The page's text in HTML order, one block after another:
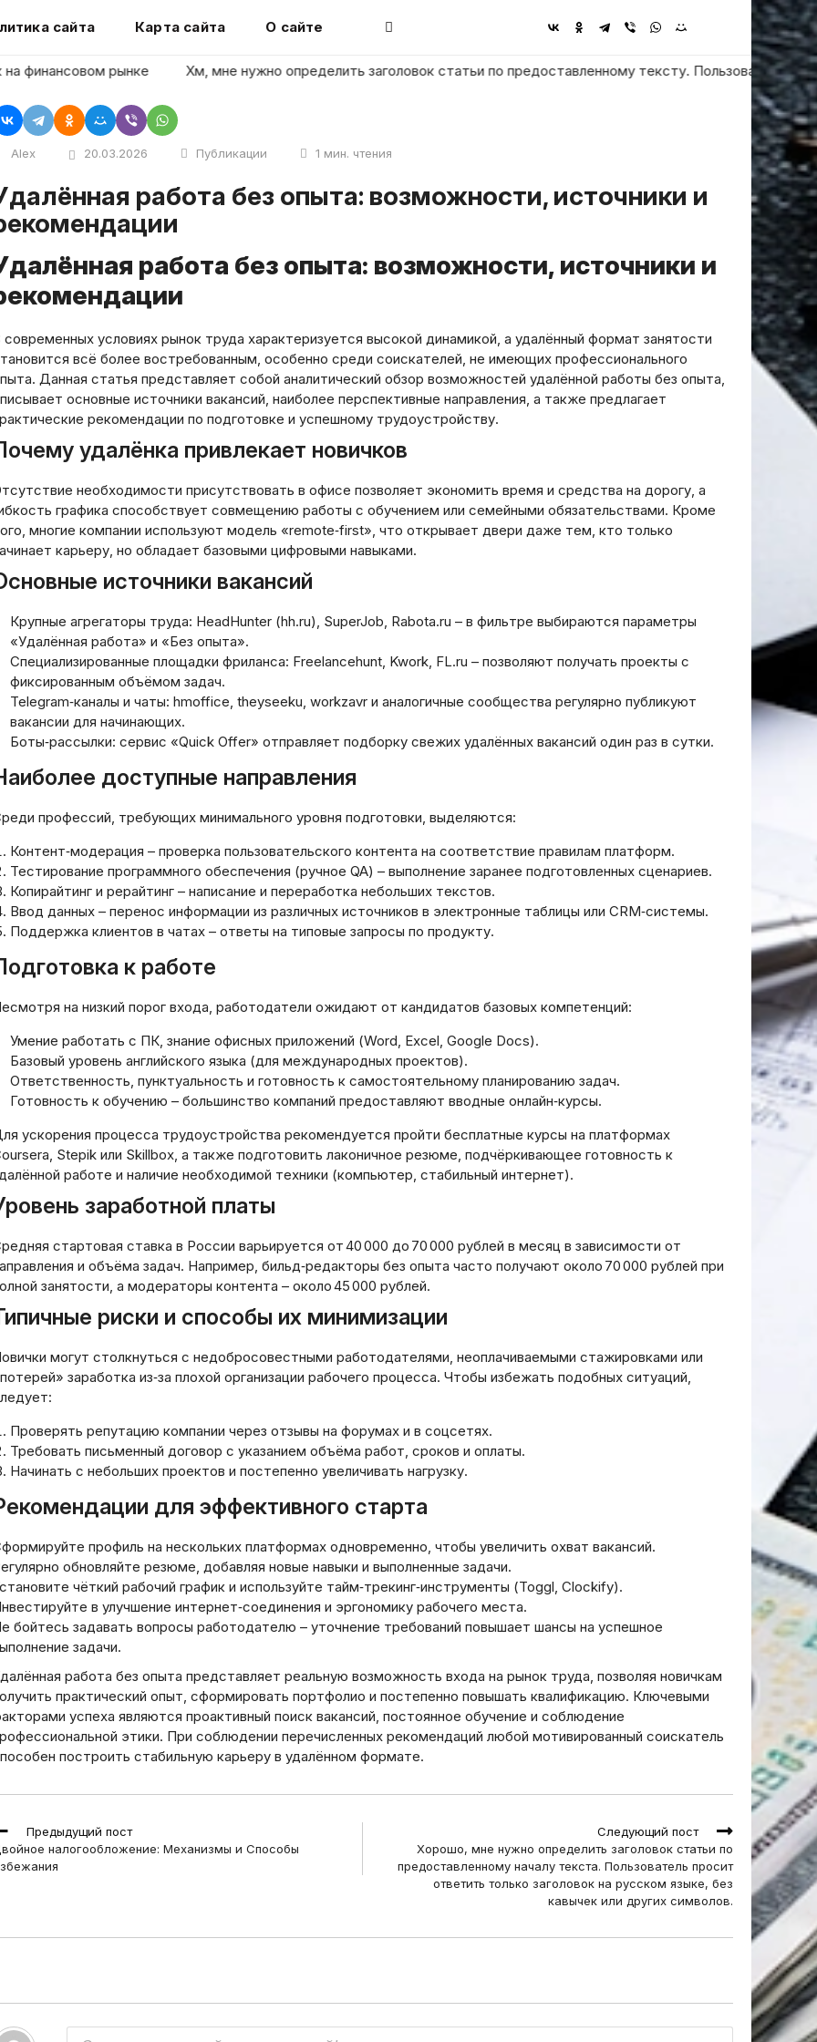
сайта Карта сайта О сайте
рынке Хм, мне нужно определить заголовок статьи по предоставленному тексту. Пользователь
Alex 20.03.2026 Публикации 1 мин. чтения
источники и
работа без опыта: возможности, источники и
современных условиях рынок труда характеризуется высокой динамикой, а удалённый формат занятости
всё более востребованным, особенно среди соискателей, не имеющих профессионального
Данная статья представляет собой аналитический обзор возможностей удалённой работы без опыта,
основные источники вакансий, наиболее перспективные направления, а также предлагает
рекомендации по подготовке и успешному трудоустройству.
удалёнка привлекает новичков
необходимости присутствовать в офисе позволяет экономить время и средства на дорогу, а
графика способствует совмещению работы с обучением или семейными обязательствами. Кроме
многие компании используют модель «remote‑first», что открывает двери даже тем, кто только
карьеру, но обладает базовыми цифровыми навыками.
источники вакансий
Крупные агрегаторы труда: HeadHunter (hh.ru), SuperJob, Rabota.ru – в фильтре выбираются параметры
«Удалённая работа» и «Без опыта».
Специализированные площадки фриланса: Freelancehunt, Kwork, FL.ru – позволяют получать проекты с
фиксированным объёмом задач.
Telegram‑каналы и чаты: hmoffice, theyseeku, workzavr и аналогичные сообщества регулярно публикуют
вакансии для начинающих.
Боты‑рассылки: сервис «Quick Offer» отправляет подборку свежих удалённых вакансий один раз в сутки.
доступные направления
профессий, требующих минимального уровня подготовки, выделяются:
Контент‑модерация – проверка пользовательского контента на соответствие правилам платформ.
Тестирование программного обеспечения (ручное QA) – выполнение заранее подготовленных сценариев.
Копирайтинг и рерайтинг – написание и переработка небольших текстов.
Ввод данных – перенос информации из различных источников в электронные таблицы или CRM‑системы.
Поддержка клиентов в чатах – ответы на типовые запросы по продукту.
к работе
на низкий порог входа, работодатели ожидают от кандидатов базовых компетенций:
Умение работать с ПК, знание офисных приложений (Word, Excel, Google Docs).
Базовый уровень английского языка (для международных проектов).
Ответственность, пунктуальность и готовность к самостоятельному планированию задач.
Готовность к обучению – большинство компаний предоставляют вводные онлайн‑курсы.
ускорения процесса трудоустройства рекомендуется пройти бесплатные курсы на платформах
Stepik или Skillbox, а также подготовить лаконичное резюме, подчёркивающее готовность к
работе и наличие необходимой техники (компьютер, стабильный интернет).
заработной платы
стартовая ставка в России варьируется от 40 000 до 70 000 рублей в месяц в зависимости от
и объёма задач. Например, бильд‑редакторы без опыта часто получают около 70 000 рублей при
занятости, а модераторы контента – около 45 000 рублей.
риски и способы их минимизации
могут столкнуться с недобросовестными работодателями, неоплачиваемыми стажировками или
заработка из‑за плохой организации рабочего процесса. Чтобы избежать подобных ситуаций,
Проверять репутацию компании через отзывы на форумах и в соцсетях.
Требовать письменный договор с указанием объёма работ, сроков и оплаты.
Начинать с небольших проектов и постепенно увеличивать нагрузку.
для эффективного старта
профиль на нескольких платформах одновременно, чтобы увеличить охват вакансий.
обновляйте резюме, добавляя новые навыки и выполненные задачи.
чёткий рабочий график и используйте тайм‑трекинг‑инструменты (Toggl, Clockify).
в улучшение интернет‑соединения и эргономику рабочего места.
бойтесь задавать вопросы работодателю – уточнение требований повышает шансы на успешное
задачи.
работа без опыта представляет реальную возможность входа на рынок труда, позволяя новичкам
практический опыт, сформировать портфолио и постепенно повышать квалификацию. Ключевыми
успеха являются проактивный поиск вакансий, постоянное обучение и соблюдение
этики. При соблюдении перечисленных рекомендаций любой мотивированный соискатель
построить стабильную карьеру в удалённом формате.
Предыдущий пост
налогообложение: Механизмы и Способы
Следующий пост
Хорошо, мне нужно определить заголовок статьи по
предоставленному началу текста. Пользователь просит
ответить только заголовок на русском языке, без
кавычек или других символов.
выбора
среде:
подход
Инвестирование в
рынки: преимущества,
этапы и риски
Хм, мне нужно определить
заголовок статьи по
предоставленному тексту.
или других символов,
только сам заголовок.